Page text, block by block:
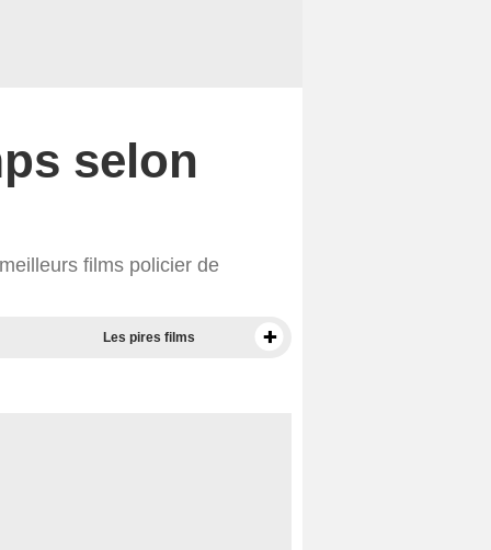
selon
films policier de
Les pires films